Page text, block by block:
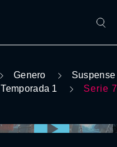
Genero Suspense
Temporada 1 Serie 7